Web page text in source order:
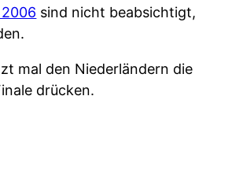
sind nicht beabsichtigt,
mal den Niederländern die
drücken.